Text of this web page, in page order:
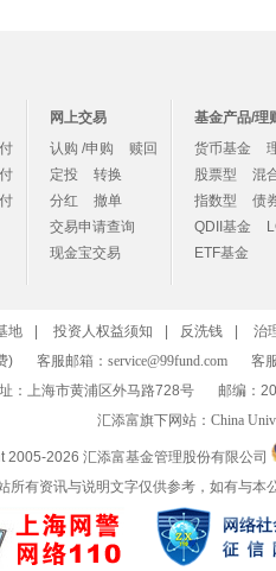
网上交易
认购 /申购
赎回
定投
转换
分红
撤单
交易申请查询
现金宝交易
基金产品/理
货币基金
股票型
混
指数型
债
QDII基金
ETF基金
地 投资人权益须知 反洗钱
治
)
客服邮箱： service@99fund.com
客
：上海市黄浦区外马路728号
邮编：
汇添富旗下网站： China
2005-2026 汇添富基金管理股份有限公司
所有资讯与说明文字仅供参考，如有与本